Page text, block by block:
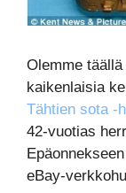
Olemme
kaikenlaisia
Tähtien sota -
42-vuotias
eBay-